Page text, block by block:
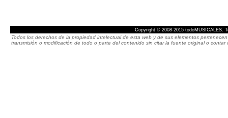
Copyright © 2008-2015 todoMUSICALES.
Todos los derechos de la propiedad intelectual de esta web y de sus elementos
transmisión o modificación de todo o parte del contenido sin citar la fuente original o